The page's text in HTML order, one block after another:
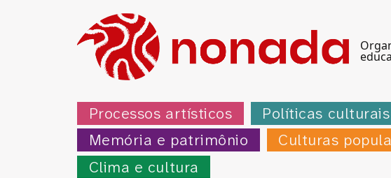
Processos artísticos Políticas culturais
Memória e patrimônio
Culturas
Clima e cultura